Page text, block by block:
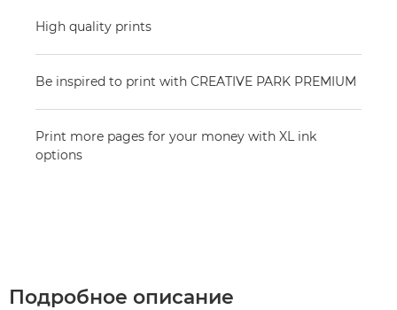
High quality prints
Be inspired to print with CREATIVE PARK PREMIUM
Print more pages for your money with XL ink
options
Подробное описание